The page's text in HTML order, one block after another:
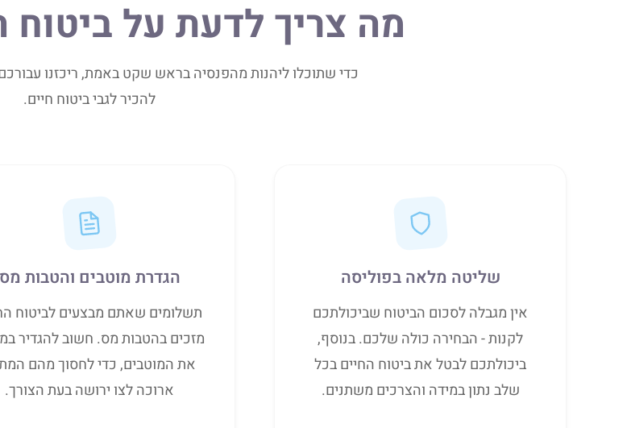
מה צריך לדעת על ביטוח
כדי שתוכלו ליהנות מהפנסיה בראש שקט באמת, ריכזנו
להכיר לגבי ביטוח חיים.
שליטה מלאה בפוליסה
אין מגבלה לסכום הביטוח שביכולתכם
לקנות - הבחירה כולה שלכם. בנוסף,
ביכולתכם לבטל את ביטוח החיים בכל
שלב נתון במידה והצרכים משתנים.
הגדרת מוטבים והטבות מס
תשלומים שאתם מבצעים לביטוח
מזכים בהטבות מס. חשוב להגדיר
את המוטבים, כדי לחסוך מהם
ארוכה לצו ירושה בעת הצורך.